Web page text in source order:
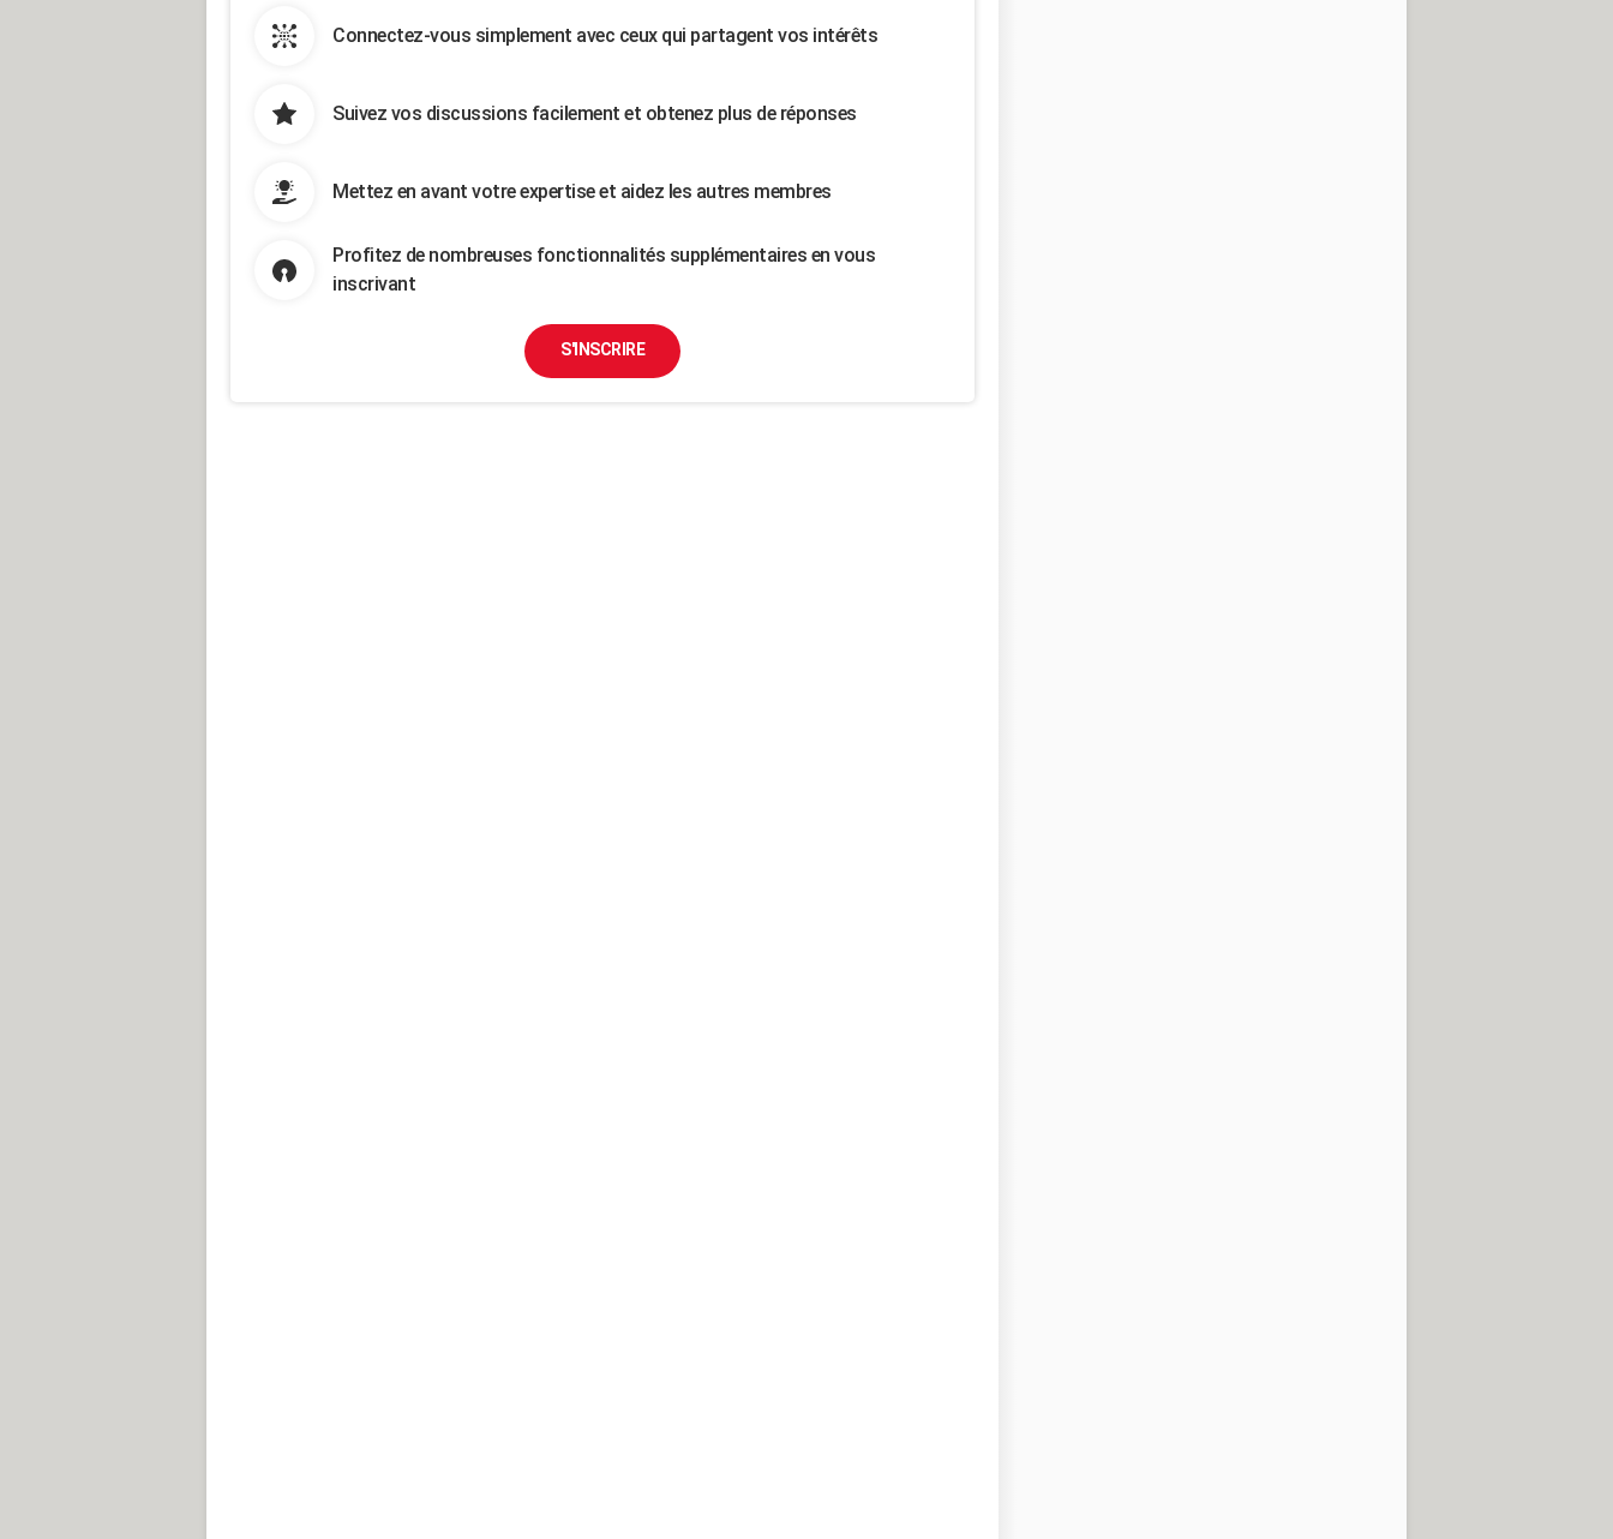
Connectez-vous simplement avec ceux qui partagent vos intérêts
Suivez vos discussions facilement et obtenez plus de réponses
Mettez en avant votre expertise et aidez les autres membres
Profitez de nombreuses fonctionnalités supplémentaires en vous
inscrivant
S'INSCRIRE